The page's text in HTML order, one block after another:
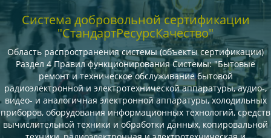
Система добровольной сертификации
"СтандартРесурсКачество"
Область распространения системы (объекты сертификации)
Раздел 4 Правил функционирования Системы: "Бытовые
ремонт и техническое обслуживание бытовой
радиоэлектронной и электротехнической аппаратуры, аудио-,
видео- и аналогичная электронной аппаратуры, холодильных
приборов, оборудования информационных технологий, средств
вычислительной техники и обработки данных, копировальной